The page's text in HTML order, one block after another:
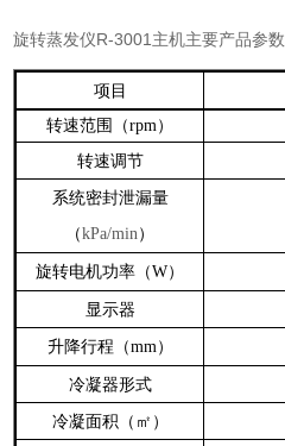
旋转蒸发仪R-3001 主机主要产品参数
项目
转速范围（rpm ）
转速调节
系统密封泄漏量
（kPa/min ）
旋转电机功率（W）
显示器
升降行程（mm ）
冷凝器形式
冷凝面积（㎡）